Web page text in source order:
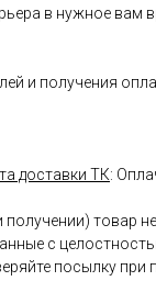
в нужное вам
и получения
доставки ТК:
товар не
с
посылку